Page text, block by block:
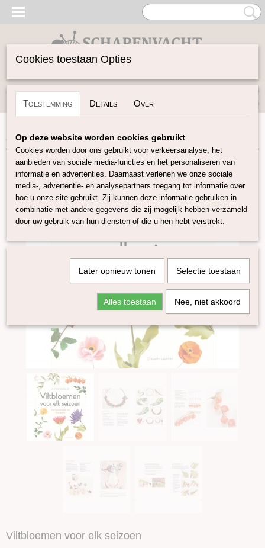
Inloggen Registreren
(0)
Home>Vilten>Boeken>Viltbloemen voor elk seizoen
Viltbloemen voor elk seizoen
Cookies toestaan Opties
Toestemming Details Over
Op deze website worden cookies gebruikt
Cookies worden door ons gebruikt voor verkeersanalyse, het
aanbieden van sociale media-functies en het personaliseren van
informatie en advertenties. Daarnaast verlenen we onze sociale
media-, advertentie- en analysepartners toegang tot informatie over
hoe u onze site gebruikt. Zij kunnen deze informatie gebruiken in
combinatie met andere gegevens die zij mogelijk hebben verzameld
door uw gebruik van hun diensten of die u hen hebt verstrekt.
Later opnieuw tonen Selectie toestaan
Alles toestaan Nee, niet akkoord